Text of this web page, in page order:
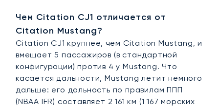
Чем Citation CJ1 отличается от
Citation Mustang?
Citation CJ1 крупнее, чем Citation Mustang, и
вмещает 5 пассажиров (в стандартной
конфигурации) против 4 у Mustang. Что
касается дальности, Mustang летит немного
дальше: его дальность по правилам ППП
(NBAA IFR) составляет 2 161 км (1 167 морских